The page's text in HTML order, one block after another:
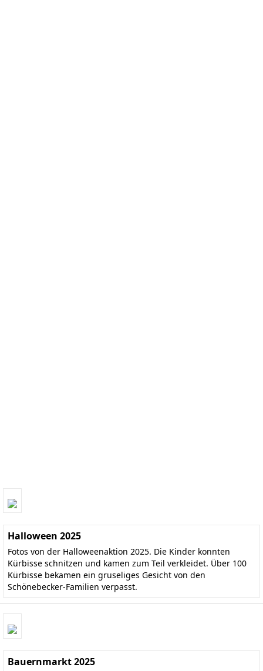
Halloween 2025
Fotos von der Halloweenaktion 2025. Die Kinder konnten
Kürbisse schnitzen und kamen zum Teil verkleidet. Über 100
Kürbisse bekamen ein gruseliges Gesicht von den
Schönebecker-Familien verpasst.
Bauernmarkt 2025